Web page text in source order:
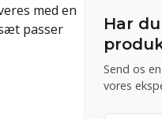
med en
passer
Har
Send os
vores